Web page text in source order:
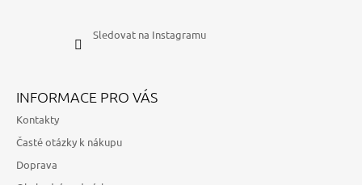
Sledovat na Instagramu
INFORMACE PRO VÁS
Kontakty
Časté otázky k nákupu
Doprava